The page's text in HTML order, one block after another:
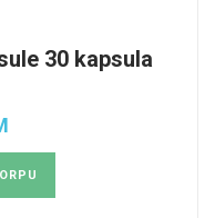
30 kapsula